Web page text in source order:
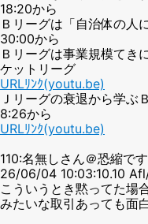
18:20から
Ｂリーグは「自治体の人
30:00から
Ｂリーグは事業規模てき
ケットリーグ
URLﾘﾝｸ(youtu.be)
Ｊリーグの衰退から学ぶ
8:26から
URLﾘﾝｸ(youtu.be)
110:名無しさん＠恐縮です
26/06/04 10:03:10.10
こういうとき黙ってた場
みたいな取引あっても面